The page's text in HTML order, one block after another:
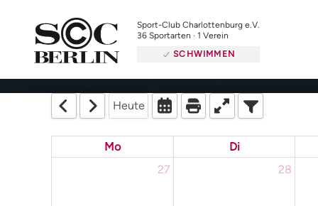
Sport-Club Charlottenburg e.V.
36 Sportarten · 1 Verein
SCHWIMMEN
Heute
Mo Di
27
28